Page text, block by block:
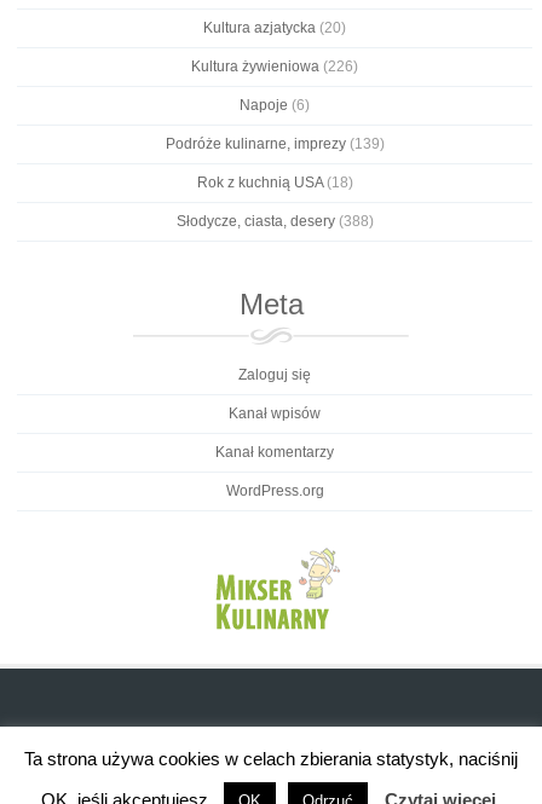
Kultura azjatycka (20)
Kultura żywieniowa (226)
Napoje (6)
Podróże kulinarne, imprezy(139)
Rok z kuchnią USA(18)
Słodycze, ciasta, desery(388)
Meta
Zaloguj się
Kanał wpisów
Kanał komentarzy
WordPress.org
Ta strona używa cookies w celach zbierania statystyk, naciśnij
OK, jeśli akceptujesz.
Czytaj więcej